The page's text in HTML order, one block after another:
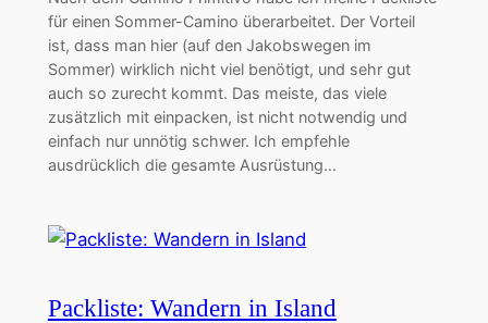
für einen Sommer-Camino überarbeitet. Der Vorteil
ist, dass man hier (auf den Jakobswegen im
Sommer) wirklich nicht viel benötigt, und sehr gut
auch so zurecht kommt. Das meiste, das viele
zusätzlich mit einpacken, ist nicht notwendig und
einfach nur unnötig schwer. Ich empfehle
ausdrücklich die gesamte Ausrüstung…
Packliste: Wandern in Island